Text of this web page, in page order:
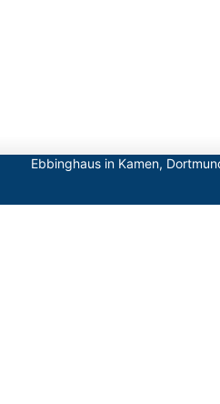
Ebbinghaus in Kamen,